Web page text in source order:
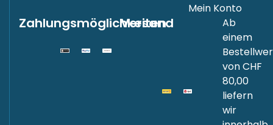
Mein Konto
Zahlungsmöglichkeiten
Versand
Ab
einem
von CHF
80,00
liefern
wir